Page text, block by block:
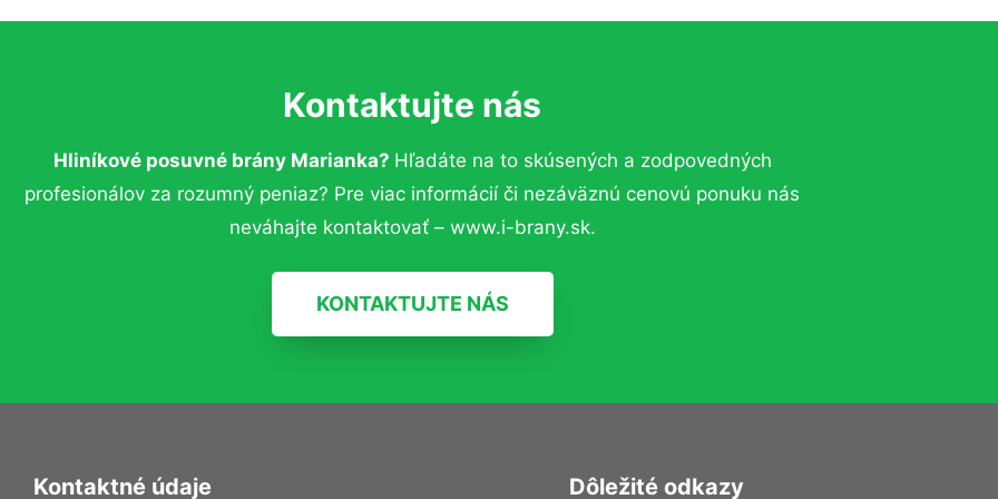
Kontaktujte nás
Hliníkové posuvné brány Marianka? Hľadáte na to skúsených a zodpovedných
profesionálov za rozumný peniaz? Pre viac informácií či nezáväznú cenovú ponuku nás
neváhajte kontaktovať – www.i-brany.sk.
KONTAKTUJTE NÁS
Kontaktné údaje Dôležité odkazy